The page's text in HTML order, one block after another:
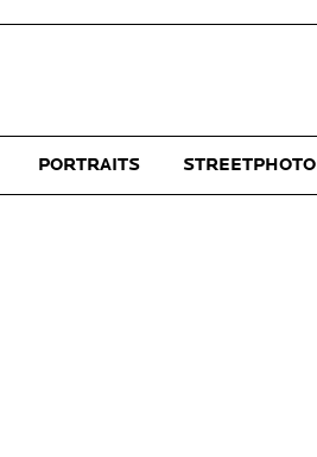
PORTRAITS STREETPHOTO